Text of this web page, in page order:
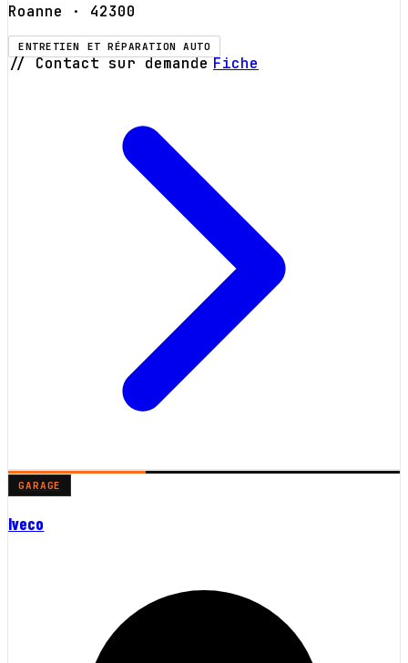
Roanne · 42300
ENTRETIEN ET RÉPARATION AUTO
// Contact sur demande Fiche
GARAGE
Iveco